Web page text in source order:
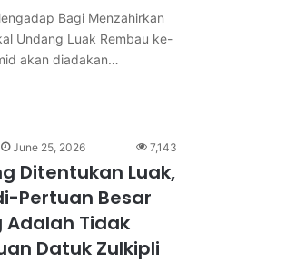
Bagi Menzahirkan
Undang Luak Rembau ke-
akan diadakan…
June 25, 2026 7,143
Ditentukan Luak,
Pertuan Besar
Adalah Tidak
Datuk Zulkipli